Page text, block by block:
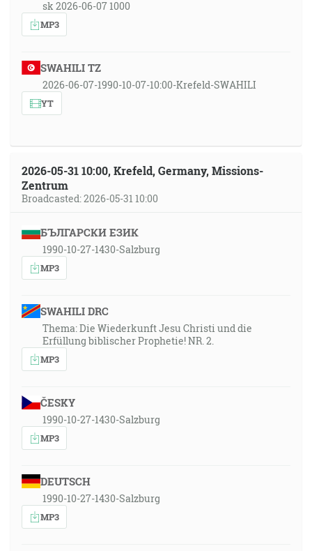
sk 2026-06-07 1000
MP3
SWAHILI TZ
2026-06-07-1990-10-07-10:00-Krefeld-SWAHILI
YT
2026-05-31 10:00, Krefeld, Germany, Missions-
Zentrum
Broadcasted: 2026-05-31 10:00
БЪЛГАРСКИ ЕЗИК
1990-10-27-1430-Salzburg
MP3
SWAHILI DRC
Thema: Die Wiederkunft Jesu Christi und die
Erfüllung biblischer Prophetie! NR. 2.
MP3
ČESKY
1990-10-27-1430-Salzburg
MP3
DEUTSCH
1990-10-27-1430-Salzburg
MP3